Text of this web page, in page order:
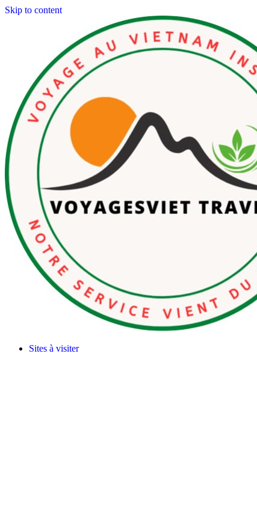
Skip to content
Sites à visiter